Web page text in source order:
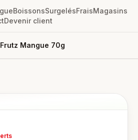
BoissonsSurgelésFraisMagasins
Devenir client
Frutz Mangue 70g